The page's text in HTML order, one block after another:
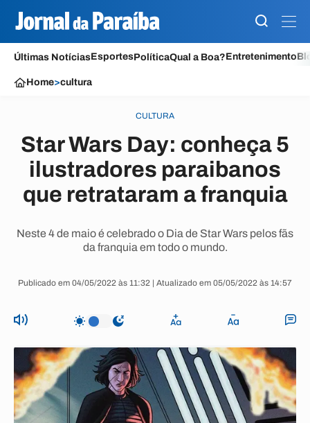
Últimas NotíciasEsportesPolíticaQual a Boa?Entretenimento
Home>cultura
CULTURA
Star Wars Day: conheça 5
ilustradores paraibanos
que retrataram a franquia
Neste 4 de maio é celebrado o Dia de Star Wars pelos fãs
da franquia em todo o mundo.
Publicado em 04/05/2022 às 11:32 | Atualizado em 05/05/2022 às 14:57